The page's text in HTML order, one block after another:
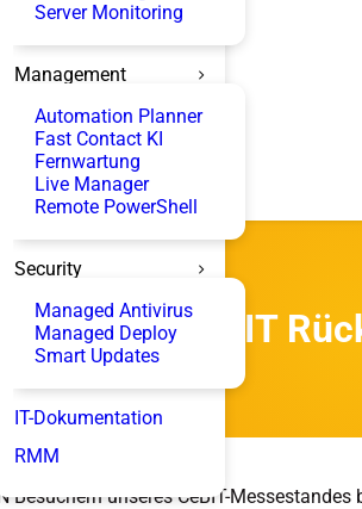
Server Monitoring
Management
Automation Planner
Fast Contact KI
Fernwartung
Live Manager
Remote PowerShell
Security
Managed Antivirus
Managed Deploy
Smart Updates
IT-Dokumentation
RMM
CeBIT
unseres CeBIT-